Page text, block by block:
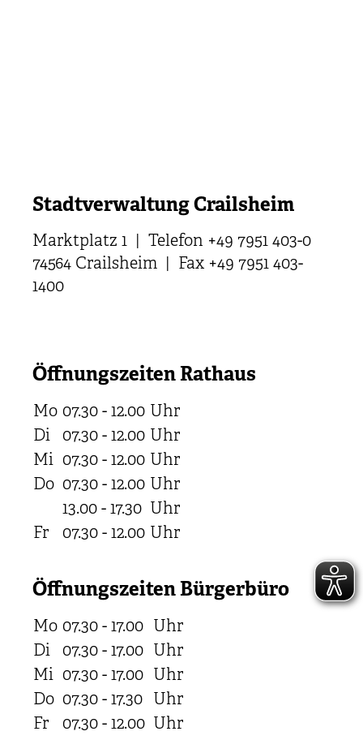
Stadtverwaltung Crailsheim
Marktplatz 1 | Telefon +49 7951 403-0
74564 Crailsheim | Fax +49 7951 403-
1400
Öffnungszeiten Rathaus
Mo 07.30 - 12.00 Uhr
Di
07.30 - 12.00 Uhr
Mi 07.30 - 12.00 Uhr
Do 07.30 - 12.00 Uhr
13.00 - 17.30 Uhr
Fr
07.30 - 12.00 Uhr
Öffnungszeiten Bürgerbüro
Mo 07.30 - 17.00 Uhr
Di
07.30 - 17.00 Uhr
Mi 07.30 - 17.00 Uhr
Do 07.30 - 17.30 Uhr
Fr
07.30 - 12.00 Uhr